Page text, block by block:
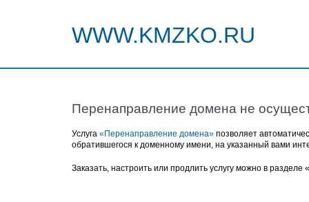
WWW.KMZKO.RU
Перенаправление домена не
Услуга «Перенаправление домена» позволяет
обратившегося к доменному имени, на указанный вами
Заказать, настроить или продлить услугу можно в разделе